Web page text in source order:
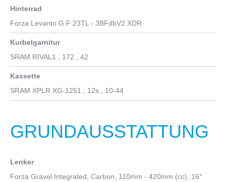
Hinterrad
Forza Levanto G F 23TL - 3BFdbV2 XDR
Kurbelgarnitur
SRAM RIVAL1 , 172 , 42
Kassette
SRAM XPLR XG-1251 , 12s , 10-44
GRUNDAUSSTATTUNG
Lenker
Forza Gravel Integrated, Carbon, 110mm - 420mm (cc), 16°